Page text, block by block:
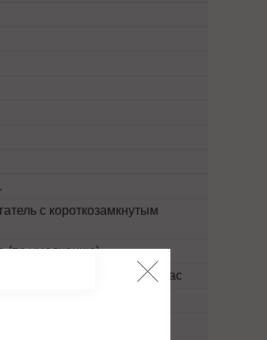
с короткозамкнутым
(по умолчанию)
превышать 20 раз в час